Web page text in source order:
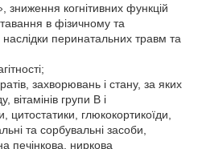
когнітивних функцій
в фізичному та
наслідки перинатальних травм та
захворювань і стану, за яких
групи B і
цитостатики, глюкокортикоїди,
та сорбувальні засоби,
печінкова, ниркова